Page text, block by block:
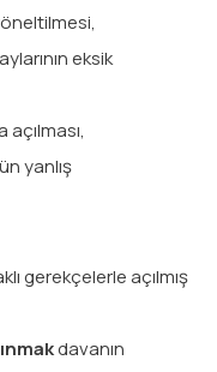
eksik
yanlış
gerekçelerle açılmış
davanın